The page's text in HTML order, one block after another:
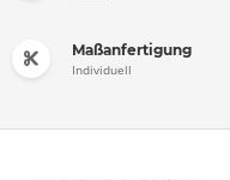
Maßanfertigung
Individuell